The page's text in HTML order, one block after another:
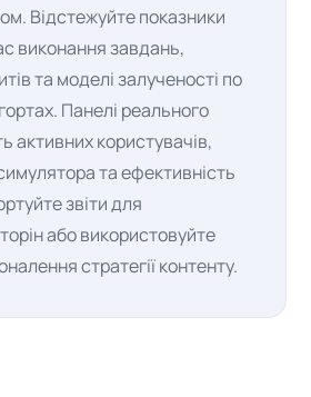
Відстежуйте показники
виконання завдань,
та моделі залученості по
Панелі реального
активних користувачів,
та ефективність
звіти для
або використовуйте
стратегії контенту.